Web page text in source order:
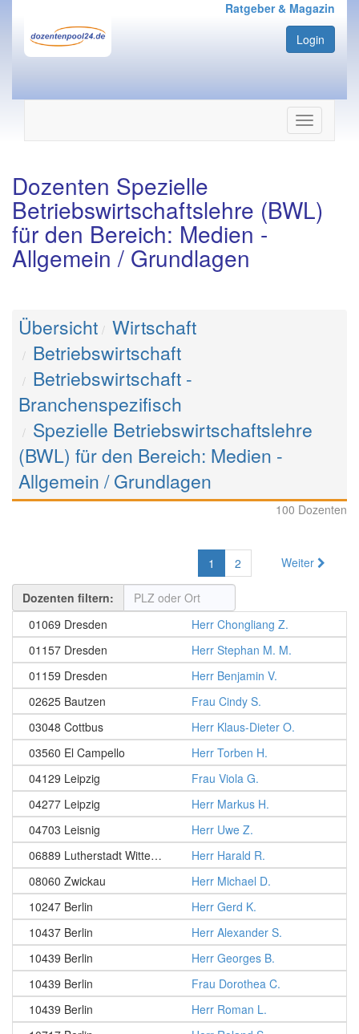
Ratgeber & Magazin
Login
Navigation
ein-/
Dozenten Spezielle
Betriebswirtschaftslehre (BWL)
für den Bereich: Medien -
Allgemein / Grundlagen
Übersicht Wirtschaft
Betriebswirtschaft
Betriebswirtschaft -
Branchenspezifisch
Spezielle Betriebswirtschaftslehre
(BWL) für den Bereich: Medien -
Allgemein / Grundlagen
100 Dozenten
1 2 Weiter
Dozenten filtern:
01069 Dresden
Herr Chongliang Z.
01157 Dresden
Herr Stephan M. M.
01159 Dresden
Herr Benjamin V.
02625 Bautzen
Frau Cindy S.
03048 Cottbus
Herr Klaus-Dieter O.
03560 El Campello
Herr Torben H.
04129 Leipzig
Frau Viola G.
04277 Leipzig
Herr Markus H.
04703 Leisnig
Herr Uwe Z.
06889 Lutherstadt Wittenberg
Herr Harald R.
08060 Zwickau
Herr Michael D.
10247 Berlin
Herr Gerd K.
10437 Berlin
Herr Alexander S.
10439 Berlin
Herr Georges B.
10439 Berlin
Frau Dorothea C.
10439 Berlin
Herr Roman L.